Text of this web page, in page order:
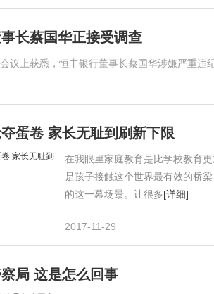
长蔡国华正接受调查
议上获悉，恒丰银行董事长蔡国华涉嫌严重违
蛋卷 家长无耻到刷新下限
在我眼里家庭教育是比学校教育
是孩子接触这个世界最有效的桥
的这一幕场景。让很多[详细]
2017-11-29
局 这是怎么回事